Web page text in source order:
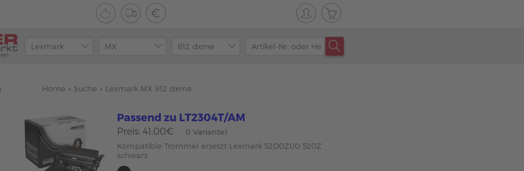
Home » Suche » Lexmark MX 812 dxme
Passend zu LT2304T/AM
Preis: 41,00€
(1 Variante)
Kompatible Trommel ersetzt Lexmark 52D0Z00 520Z
schwarz